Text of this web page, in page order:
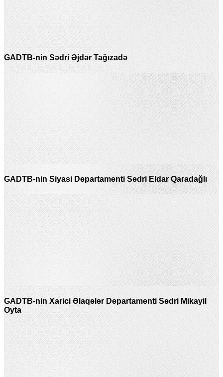
GADTB-nin Sədri Əjdər Tağızadə
GADTB-nin Siyasi Departamenti Sədri Eldar Qaradağlı
GADTB-nin Xarici Əlaqələr Departamenti Sədri Mikayil
Oyta